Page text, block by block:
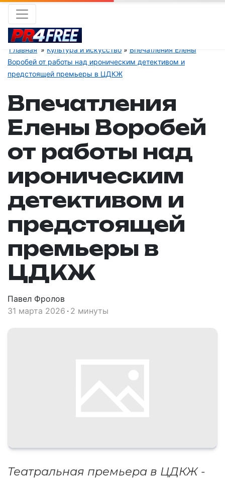
Главная Культура и искусство
Впечатления Елены
Воробей от работы над ироническим детективом и
предстоящей премьеры в ЦДКЖ
Впечатления
Елены Воробей
от работы над
ироническим
детективом и
предстоящей
премьеры в
ЦДКЖ
Павел Фролов
31 марта 2026 2 минуты
Театральная премьера в ЦДКЖ -